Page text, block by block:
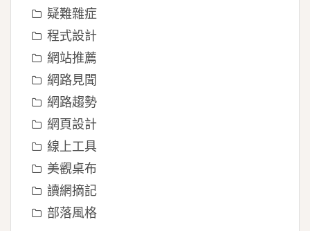
疑難雜症
程式設計
網站推薦
網路見聞
網路趨勢
網頁設計
線上工具
美觀桌布
讀網摘記
部落風格